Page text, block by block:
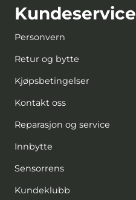
Kundeservice
Personvern
Retur og bytte
Kjøpsbetingelser
Kontakt oss
Reparasjon og service
Innbytte
Sensorrens
Kundeklubb